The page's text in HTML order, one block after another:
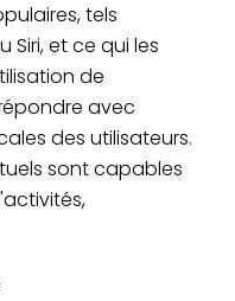
tels
Siri, et ce qui les
de
avec
des utilisateurs.
sont capables